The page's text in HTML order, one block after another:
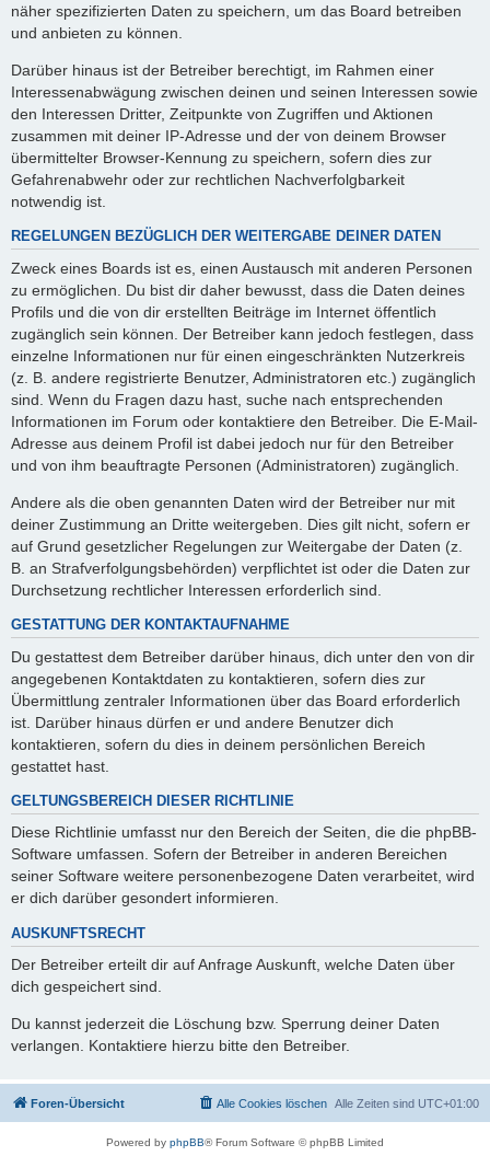
näher spezifizierten Daten zu speichern, um das Board betreiben
und anbieten zu können.
Darüber hinaus ist der Betreiber berechtigt, im Rahmen einer
Interessenabwägung zwischen deinen und seinen Interessen sowie
den Interessen Dritter, Zeitpunkte von Zugriffen und Aktionen
zusammen mit deiner IP-Adresse und der von deinem Browser
übermittelter Browser-Kennung zu speichern, sofern dies zur
Gefahrenabwehr oder zur rechtlichen Nachverfolgbarkeit
notwendig ist.
REGELUNGEN BEZÜGLICH DER WEITERGABE DEINER DATEN
Zweck eines Boards ist es, einen Austausch mit anderen Personen
zu ermöglichen. Du bist dir daher bewusst, dass die Daten deines
Profils und die von dir erstellten Beiträge im Internet öffentlich
zugänglich sein können. Der Betreiber kann jedoch festlegen, dass
einzelne Informationen nur für einen eingeschränkten Nutzerkreis
(z. B. andere registrierte Benutzer, Administratoren etc.) zugänglich
sind. Wenn du Fragen dazu hast, suche nach entsprechenden
Informationen im Forum oder kontaktiere den Betreiber. Die E-Mail-
Adresse aus deinem Profil ist dabei jedoch nur für den Betreiber
und von ihm beauftragte Personen (Administratoren) zugänglich.
Andere als die oben genannten Daten wird der Betreiber nur mit
deiner Zustimmung an Dritte weitergeben. Dies gilt nicht, sofern er
auf Grund gesetzlicher Regelungen zur Weitergabe der Daten (z.
B. an Strafverfolgungsbehörden) verpflichtet ist oder die Daten zur
Durchsetzung rechtlicher Interessen erforderlich sind.
GESTATTUNG DER KONTAKTAUFNAHME
Du gestattest dem Betreiber darüber hinaus, dich unter den von dir
angegebenen Kontaktdaten zu kontaktieren, sofern dies zur
Übermittlung zentraler Informationen über das Board erforderlich
ist. Darüber hinaus dürfen er und andere Benutzer dich
kontaktieren, sofern du dies in deinem persönlichen Bereich
gestattet hast.
GELTUNGSBEREICH DIESER RICHTLINIE
Diese Richtlinie umfasst nur den Bereich der Seiten, die die phpBB-
Software umfassen. Sofern der Betreiber in anderen Bereichen
seiner Software weitere personenbezogene Daten verarbeitet, wird
er dich darüber gesondert informieren.
AUSKUNFTSRECHT
Der Betreiber erteilt dir auf Anfrage Auskunft, welche Daten über
dich gespeichert sind.
Du kannst jederzeit die Löschung bzw. Sperrung deiner Daten
verlangen. Kontaktiere hierzu bitte den Betreiber.
Foren-Übersicht Alle Zeiten sind UTC+01:00
Alle Cookies löschen
Powered by phpBB® Forum Software © phpBB Limited